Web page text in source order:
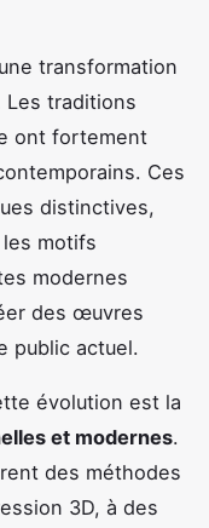
transformation
Les traditions
ont fortement
Ces
distinctives,
motifs
modernes
des œuvres
public actuel.
évolution est la
et modernes.
des méthodes
3D, à des